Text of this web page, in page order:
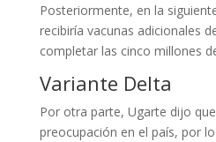
Posteriormente, en la
recibiría vacunas adicionales
completar las cinco millones
Variante Delta
Por otra parte, Ugarte dijo
preocupación en el país, por